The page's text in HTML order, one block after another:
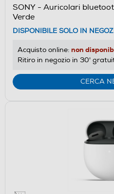
SONY - Auricolari
Verde
DISPONIBILE SOLO IN
Acquisto online: non
Ritiro in negozio in 30'
CERCA